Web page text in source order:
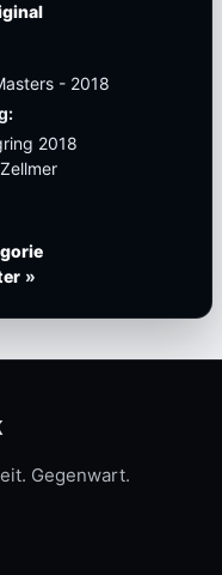
- 2018
2018
»
Gegenwart.